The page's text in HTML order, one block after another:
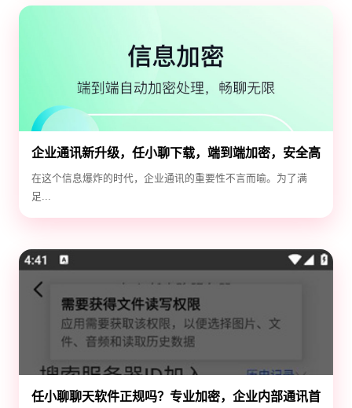
企业通讯新升级，任小聊下载，端到端加密，安全高
效！
在这个信息爆炸的时代，企业通讯的重要性不言而喻。为了满
足...
任小聊聊天软件正规吗？专业加密，企业内部通讯首